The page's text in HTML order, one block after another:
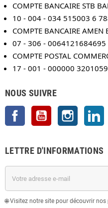
COMPTE BANCAIRE STB
10 - 004 - 034 515003 6
COMPTE BANCAIRE
07 - 306 - 0064121684695
COMPTE POSTAL
17 - 001 - 000000
NOUS SUIVRE
Facebook YouTube Instagram
LETTRE D'INFORMATIONS
🌐 Visitez notre site pour découvrir